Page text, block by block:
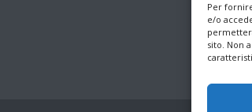
Per
e/o
sito. Non